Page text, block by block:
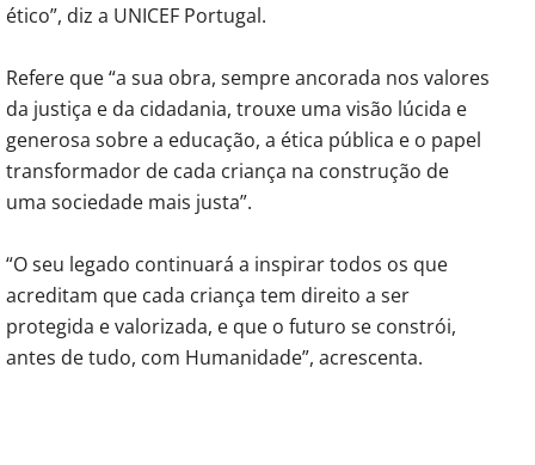
ético”, diz a UNICEF Portugal.
Refere que “a sua obra, sempre ancorada nos valores
da justiça e da cidadania, trouxe uma visão lúcida e
generosa sobre a educação, a ética pública e o papel
transformador de cada criança na construção de
uma sociedade mais justa”.
“O seu legado continuará a inspirar todos os que
acreditam que cada criança tem direito a ser
protegida e valorizada, e que o futuro se constrói,
antes de tudo, com Humanidade”, acrescenta.